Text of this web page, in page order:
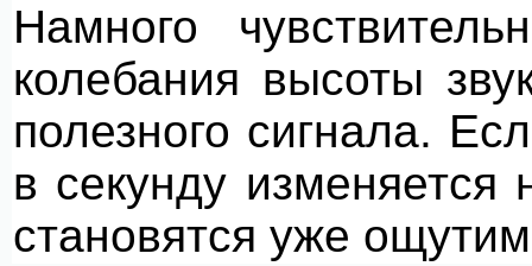
Намного
колебания высоты
полезного сигнала.
в секунду
становятся уже